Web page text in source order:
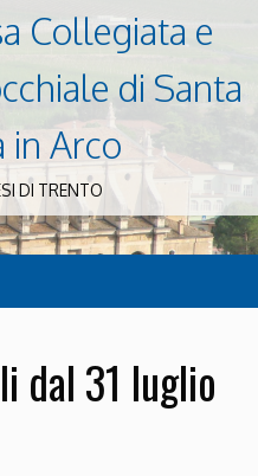
Collegiata e
di Santa
in Arco
DI TRENTO
dal 31 luglio